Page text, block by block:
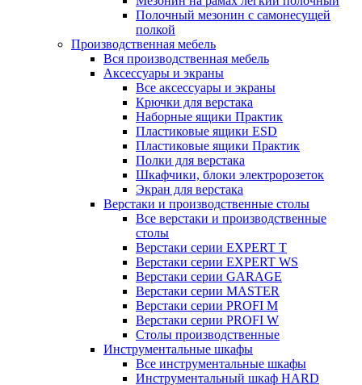
Полочный мезонин с самонесущей
полкой
Производственная мебель
Вся производственная мебель
Аксессуары и экраны
Все аксессуары и экраны
Крючки для верстака
Наборные ящики Практик
Пластиковые ящики ESD
Пластиковые ящики Практик
Полки для верстака
Шкафчики, блоки электророзеток
Экран для верстака
Верстаки и производственные столы
Все верстаки и производственные
столы
Верстаки серии EXPERT T
Верстаки серии EXPERT WS
Верстаки серии GARAGE
Верстаки серии MASTER
Верстаки серии PROFI M
Верстаки серии PROFI W
Столы производственные
Инструментальные шкафы
Все инструментальные шкафы
Инструментальный шкаф HARD